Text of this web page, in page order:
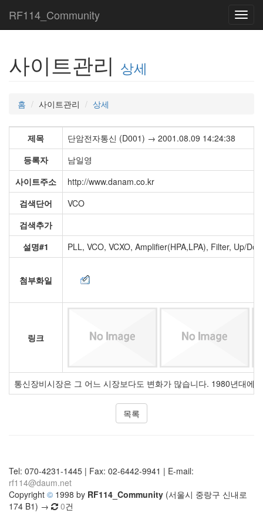
RF114_Community
사이트관리 상세
홈 사이트관리 상세
제목
단암전자통신 (D001) → 2001.08.09 14:24:38
등록자
남일영
사이트주소
http://www.danam.co.kr
검색단어
VCO
검색추가
설명#1
PLL, VCO, VCXO, Amplifier(HPA,LPA), Filter, Up/
첨부화일
링크
통신장비시장은 그 어느 시장보다도 변화가 많습니다. 1980년대에
목록
Tel: 070-4231-1445 | Fax: 02-6442-9941 | E-mail:
rf114@daum.net
Copyright © 1998 by RF114_Community (서울시 중랑구 신내로
174 B1) →
0건